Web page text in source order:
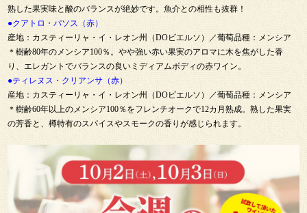
熟した果実味と酸のバランスが絶妙です。魚介との相性も抜群！
●クアトロ・パソス（赤）
産地：カスティーリャ・イ・レオン州（DOビエルソ）／葡萄品種：メンシア
＊樹齢80年のメンシア100％。やや強い赤い果実のアロマに木を焦がした香
り、エレガントでバランスの良いミディアムボディの赤ワイン。
●ティレヌス・クリアンサ（赤）
産地：カスティーリャ・イ・レオン州（DOビエルソ）／葡萄品種：メンシア
＊樹齢60年以上のメンシア100％をフレンチオークで12カ月熟成。熟した果実
の芳香と、樽特有のスパイスやスモークの香りが感じられます。